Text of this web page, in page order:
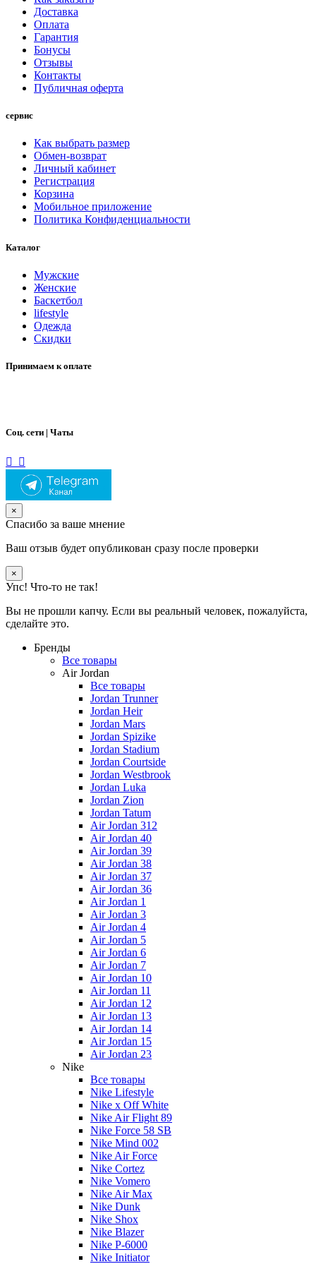
Доставка
Оплата
Гарантия
Бонусы
Отзывы
Контакты
Публичная оферта
сервис
Как выбрать размер
Обмен-возврат
Личный кабинет
Регистрация
Корзина
Мобильное приложение
Политика Конфиденциальности
Каталог
Мужские
Женские
Баскетбол
lifestyle
Одежда
Скидки
Принимаем к оплате
Соц. сети | Чаты
×
Спасибо за ваше мнение
Ваш отзыв будет опубликован сразу после проверки
×
Упс! Что-то не так!
Вы не прошли капчу. Если вы реальный человек, пожалуйста,
сделайте это.
Бренды
Все товары
Air Jordan
Все товары
Jordan Trunner
Jordan Heir
Jordan Mars
Jordan Spizike
Jordan Stadium
Jordan Courtside
Jordan Westbrook
Jordan Luka
Jordan Zion
Jordan Tatum
Air Jordan 312
Air Jordan 40
Air Jordan 39
Air Jordan 38
Air Jordan 37
Air Jordan 36
Air Jordan 1
Air Jordan 3
Air Jordan 4
Air Jordan 5
Air Jordan 6
Air Jordan 7
Air Jordan 10
Air Jordan 11
Air Jordan 12
Air Jordan 13
Air Jordan 14
Air Jordan 15
Air Jordan 23
Nike
Все товары
Nike Lifestyle
Nike x Off White
Nike Air Flight 89
Nike Force 58 SB
Nike Mind 002
Nike Air Force
Nike Cortez
Nike Vomero
Nike Air Max
Nike Dunk
Nike Shox
Nike Blazer
Nike P-6000
Nike Initiator